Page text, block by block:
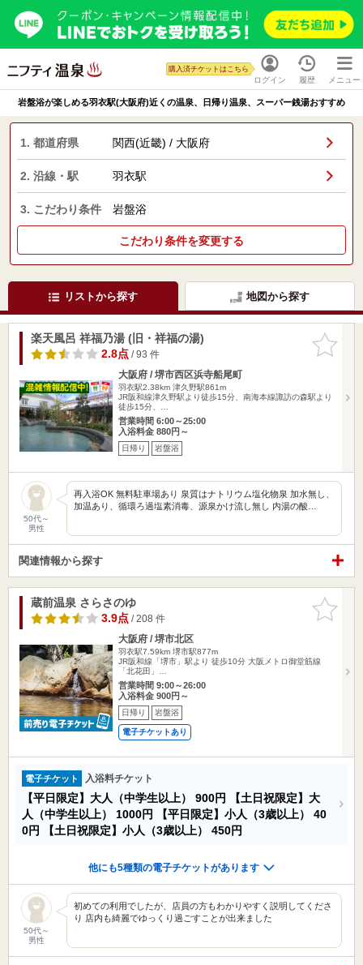
ログイン
購入済チケットはこちら
履歴 メニュー
岩盤浴が楽しめる羽衣駅(大阪府)近くの温泉、日帰り温泉、スーパー銭湯おすすめ
1. 都道府県 関西(近畿) / 大阪府
2. 沿線・駅 羽衣駅
3. こだわり条件 岩盤浴
こだわり条件を変更する
リストから探す 地図から探す
お気に入
りに追加
楽天風呂 祥福乃湯 (旧・祥福の湯)
2.8点/ 93 件
大阪府 / 堺市西区浜寺船尾町
羽衣駅2.38km 津久野駅861m
JR阪和線津久野駅より徒歩15分、南海本線諏訪の森駅より
徒歩15分、…
営業時間 6:00～25:00
入浴料金 880円～
日帰り 岩盤浴
50代～
男性
再入浴OK 無料駐車場あり 泉質はナトリウム塩化物泉 加水無し、
加温あり、循環ろ過塩素消毒、源泉かけ流し無し 内湯の酸…
関連情報から探す
お気に入
りに追加
蔵前温泉 さらさのゆ
3.9点/ 208 件
大阪府 / 堺市北区
羽衣駅7.59km 堺市駅877m
JR阪和線「堺市」駅より 徒歩10分 大阪メトロ御堂筋線
「北花田」…
営業時間 9:00～26:00
入浴料金 900円～
日帰り 岩盤浴
電子チケットあり
電子チケット 入浴料チケット
【平日限定】大人（中学生以上） 900円
【土日祝限定】大
人（中学生以上） 1000円 【平日限定】小人（3歳以上） 40
0円
【土日祝限定】小人（3歳以上） 450円
他にも5種類の電子チケットがあります
50代～
男性
初めての利用でしたが、店員の方もわかりやすく説明してくださ
り 店内も綺麗でゆっくり過ごすことが出来ました